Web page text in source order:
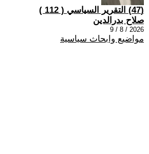
(47) التقرير السياسي ( 112 )
صلاح بدرالدين
2026 / 8 / 9
مواضيع وابحاث سياسية